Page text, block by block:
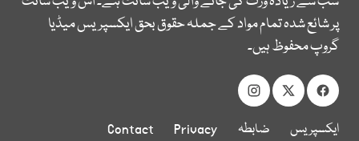
پر شائع شدہ تمام مواد کے جملہ حقوق بحق ایکسپریس میڈیا
گروپ محفوظ ہیں۔
ایکسپریس
ضابطہ
Privacy
Contact